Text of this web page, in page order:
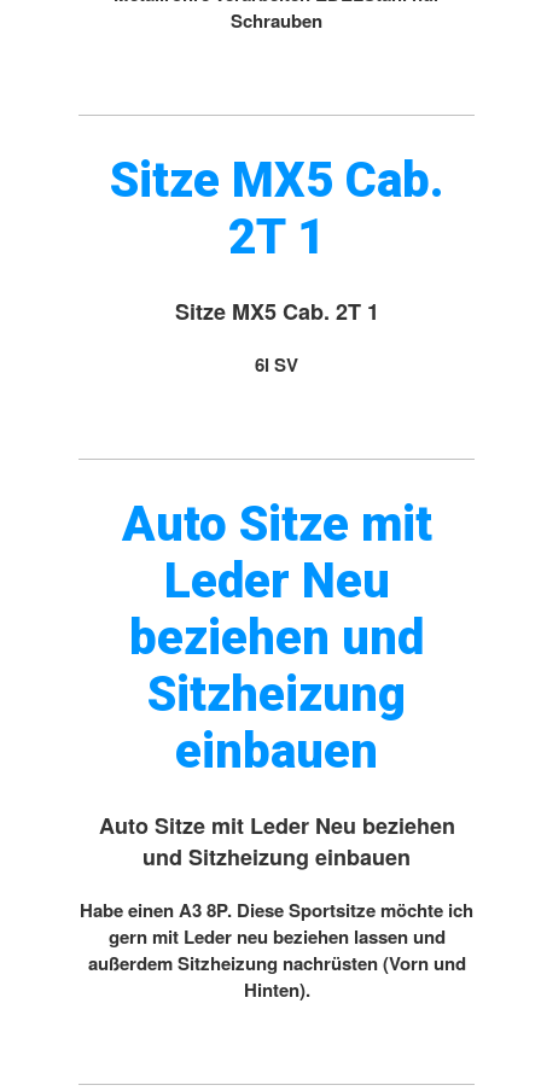
Schrauben
Sitze MX5 Cab.
2T 1
Sitze MX5 Cab. 2T 1
6l SV
Auto Sitze mit
Leder Neu
beziehen und
Sitzheizung
einbauen
Auto Sitze mit Leder Neu beziehen
und Sitzheizung einbauen
Habe einen A3 8P. Diese Sportsitze möchte ich
gern mit Leder neu beziehen lassen und
außerdem Sitzheizung nachrüsten (Vorn und
Hinten).